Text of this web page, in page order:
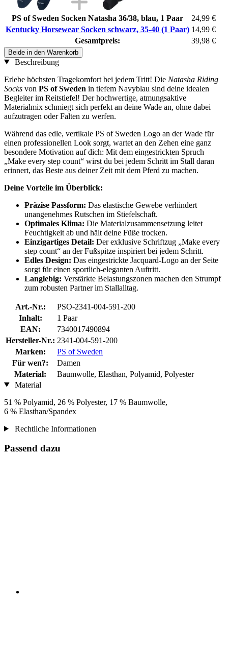
PS of Sweden Socken Natasha 36/38, blau, 1 Paar
24,99 €
Kentucky Horsewear Socken schwarz, 35-40 (1 Paar) 14,99 €
Gesamtpreis:
39,98 €
Beide in den Warenkorb
Beschreibung
Erlebe höchsten Tragekomfort bei jedem Tritt! Die Natasha Riding
Socks von PS of Sweden in tiefem Navyblau sind deine idealen
Begleiter im Reitstiefel! Der hochwertige, atmungsaktive
Materialmix schmiegt sich perfekt an deine Wade an, ohne dabei
aufzutragen oder Falten zu werfen.
Während das edle, vertikale PS of Sweden Logo an der Wade für
einen professionellen Look sorgt, wartet an den Zehen eine ganz
besondere Motivation auf dich: Mit dem eingestrickten Spruch
„Make every step count“ wirst du bei jedem Schritt im Stall daran
erinnert, das Beste aus deiner Zeit mit dem Pferd zu machen.
Deine Vorteile im Überblick:
Präzise Passform: Das elastische Gewebe verhindert
unangenehmes Rutschen im Stiefelschaft.
Optimales Klima: Die Materialzusammensetzung leitet
Feuchtigkeit ab und hält deine Füße trocken.
Einzigartiges Detail: Der exklusive Schriftzug „Make every
step count“ an der Fußspitze inspiriert bei jedem Schritt.
Edles Design: Das eingestrickte Jacquard-Logo an der Seite
sorgt für einen sportlich-eleganten Auftritt.
Langlebig: Verstärkte Belastungszonen machen den Strumpf
zum robusten Partner im Stallalltag.
Art.-Nr.:
PSO-2341-004-591-200
Inhalt:
1 Paar
EAN:
7340017490894
Hersteller-Nr.: 2341-004-591-200
Marken:
PS of Sweden
Für wen?:
Damen
Material:
Baumwolle, Elasthan, Polyamid, Polyester
Material
51 % Polyamid, 26 % Polyester, 17 % Baumwolle,
6 % Elasthan/Spandex
Rechtliche Informationen
Passend dazu